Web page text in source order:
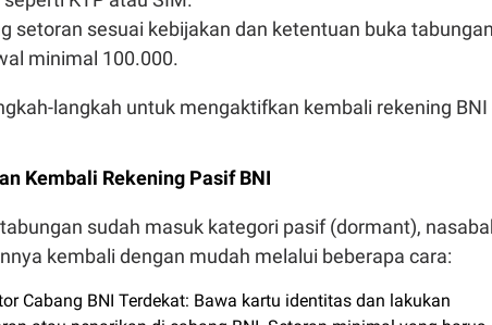
setoran sesuai kebijakan dan ketentuan buka
minimal 100.000.
langkah untuk mengaktifkan kembali rekening BNI
Kembali Rekening Pasif BNI
sudah masuk kategori pasif (dormant),
kembali dengan mudah melalui beberapa cara:
Cabang BNI Terdekat: Bawa kartu identitas dan lakukan